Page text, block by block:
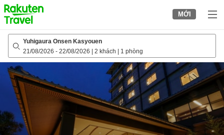
to
top
page
MỚI
Yuhigaura Onsen Kasyouen
21/08/2026 - 22/08/2026 2 khách 1 phòng